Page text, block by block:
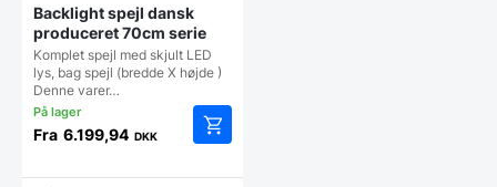
Backlight spejl dansk
produceret 70cm serie
Komplet spejl med skjult LED
lys, bag spejl (bredde X højde )
Denne varer…
Fra 6.199,94 DKK
vare